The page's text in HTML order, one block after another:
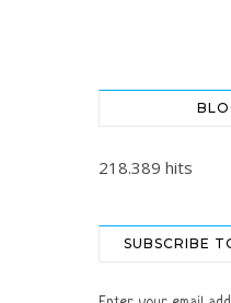
218.389 hits
SUBSCRIBE